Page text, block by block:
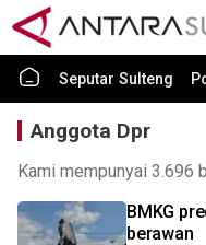
Seputar Sulteng
Anggota Dpr
Kami mempunyai 3.696
BMKG
berawan